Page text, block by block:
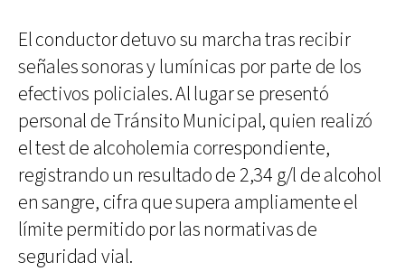
El conductor detuvo su marcha tras recibir
señales sonoras y lumínicas por parte de los
efectivos policiales. Al lugar se presentó
personal de Tránsito Municipal, quien realizó
el test de alcoholemia correspondiente,
registrando un resultado de 2,34 g/l de alcohol
en sangre, cifra que supera ampliamente el
límite permitido por las normativas de
seguridad vial.